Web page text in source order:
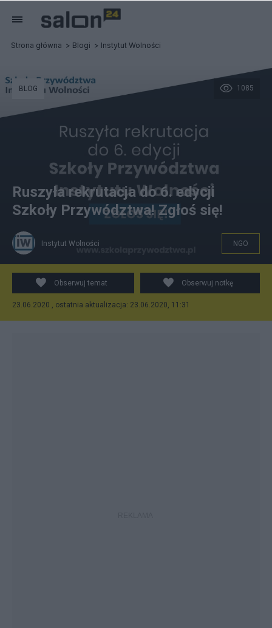
Strona główna Blogi Instytut Wolności
1085
BLOG
Ruszyła rekrutacja do 6. edycji
Szkoły Przywództwa! Zgłoś się!
Instytut Wolności NGO
Obserwuj temat Obserwuj notkę
23.06.2020 , ostatnia aktualizacja: 23.06.2020, 11:31